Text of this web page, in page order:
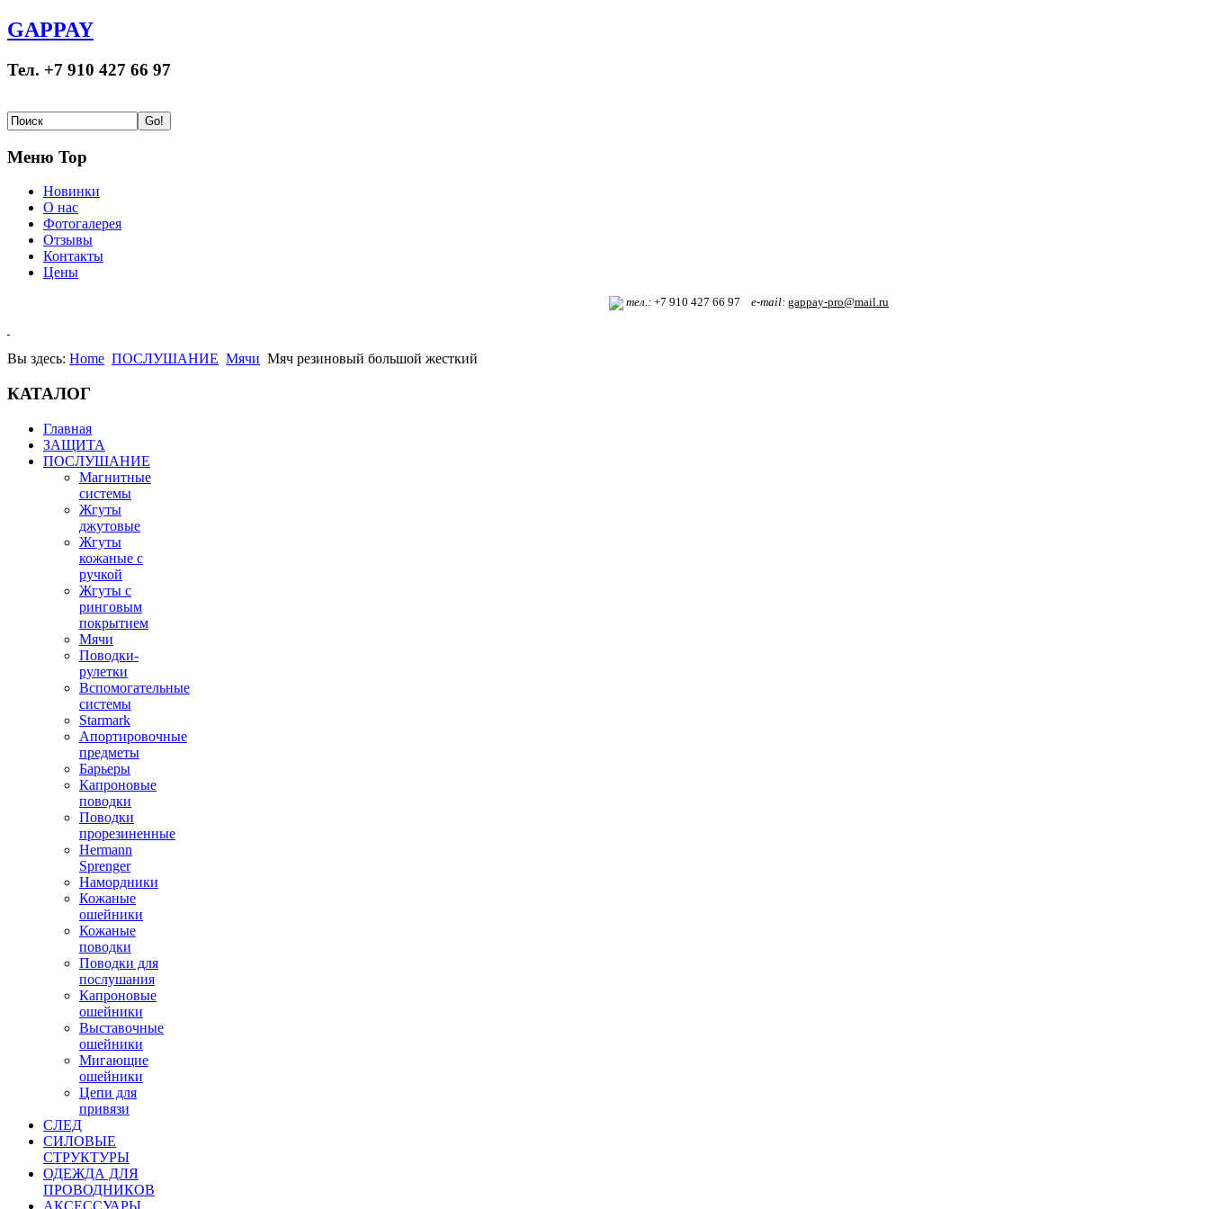
GAPPAY
Тел. +7 910 427 66 97
Меню Top
Новинки
О нас
Фотогалерея
Отзывы
Контакты
Цены
тел.: +7 910 427 66 97 e-mail: gappay-pro@mail.ru
Вы здесь: Home ПОСЛУШАНИЕ Мячи Мяч резиновый большой жесткий
КАТАЛОГ
Главная
ЗАЩИТА
ПОСЛУШАНИЕ
Магнитные
системы
Жгуты
джутовые
Жгуты
кожаные с
ручкой
Жгуты с
ринговым
покрытием
Мячи
Поводки-
рулетки
Вспомогательные
системы
Starmark
Апортировочные
предметы
Барьеры
Капроновые
поводки
Поводки
прорезиненные
Hermann
Sprenger
Намордники
Кожаные
ошейники
Кожаные
поводки
Поводки для
послушания
Капроновые
ошейники
Выставочные
ошейники
Мигающие
ошейники
Цепи для
привязи
СЛЕД
СИЛОВЫЕ
СТРУКТУРЫ
ОДЕЖДА ДЛЯ
ПРОВОДНИКОВ
АКСЕССУАРЫ